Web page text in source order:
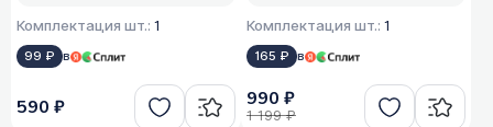
Комплектация шт.: 1
99 ₽ в
590 ₽
Комплектация шт.: 1
165 ₽ в
990 ₽
1 199 ₽